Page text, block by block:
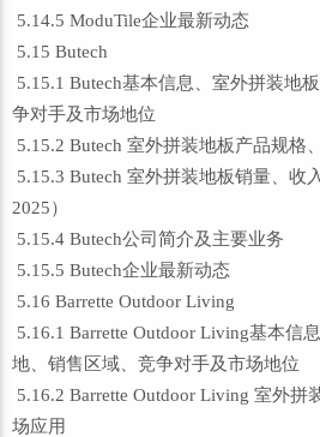
5.14.5 ModuTile企业最新动态
5.15 Butech
5.15.1 Butech基本信息、室外拼装地
争对手及市场地位
5.15.2 Butech 室外拼装地板产品规格
5.15.3 Butech 室外拼装地板销量、收
2025）
5.15.4 Butech公司简介及主要业务
5.15.5 Butech企业最新动态
5.16 Barrette Outdoor Living
5.16.1 Barrette Outdoor Living基本信
地、销售区域、竞争对手及市场地位
5.16.2 Barrette Outdoor Living 室外
场应用